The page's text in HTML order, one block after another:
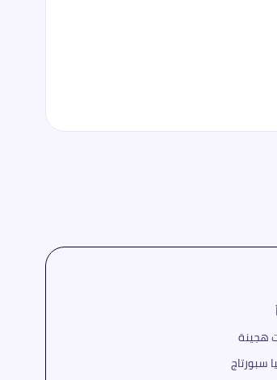
هجينة
سبورتاج